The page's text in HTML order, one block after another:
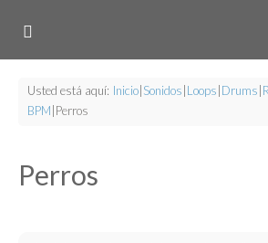
Usted está aquí: Inicio Sonidos Loops Drums
BPM Perros
Perros